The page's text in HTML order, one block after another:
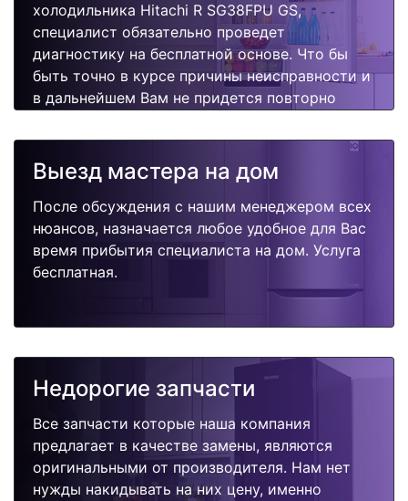
холодильника Hitachi R SG38FPU GS,
специалист обязательно проведет
диагностику на бесплатной основе. Что бы
быть точно в курсе причины неисправности и
в дальнейшем Вам не придется повторно
поломок.
Выезд мастера на дом
После обсуждения с нашим менеджером всех
нюансов, назначается любое удобное для Вас
время прибытия специалиста на дом. Услуга
бесплатная.
Недорогие запчасти
Все запчасти которые наша компания
предлагает в качестве замены, являются
оригинальными от производителя. Нам нет
нужды накидывать на них цену, именно